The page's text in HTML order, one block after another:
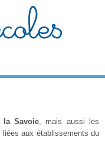
la Savoie, mais aussi les
aux établissements du